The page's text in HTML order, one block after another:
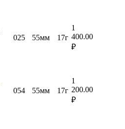
025 55мм 17г
1
400.00
₽
054 55мм 17г
1
200.00
₽